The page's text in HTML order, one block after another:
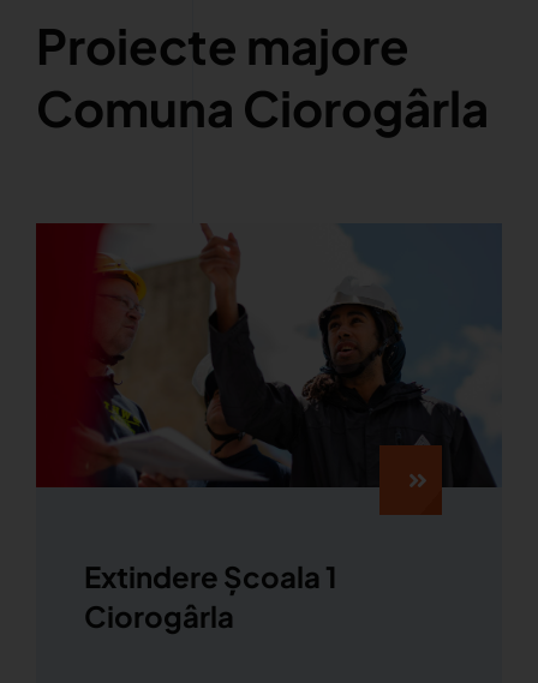
Proiecte majore
Comuna Ciorogârla
Extindere Școala 1
Ciorogârla